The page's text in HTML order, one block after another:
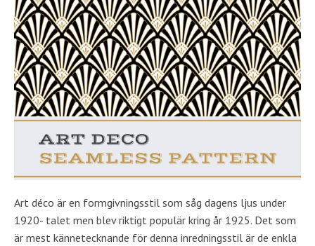
Art déco är en formgivningsstil som såg dagens ljus under
1920- talet men blev riktigt populär kring år 1925. Det som
är mest kännetecknande för denna inredningsstil är de enkla